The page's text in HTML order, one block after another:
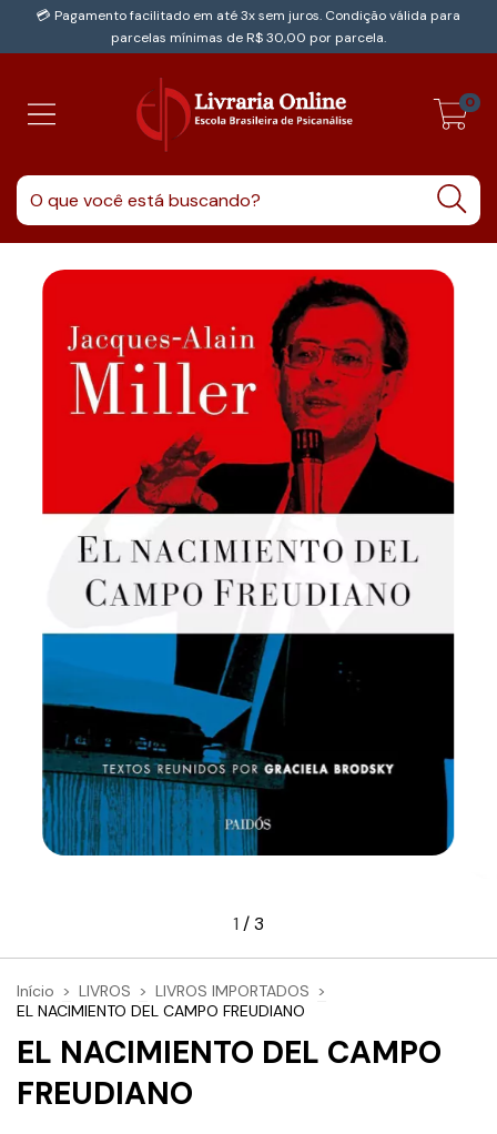
💳 Pagamento facilitado em até 3x sem juros. Condição válida para
parcelas mínimas de R$ 30,00 por parcela.
0
1 /3
Início > LIVROS > LIVROS IMPORTADOS >
EL NACIMIENTO DEL CAMPO FREUDIANO
EL NACIMIENTO DEL CAMPO
FREUDIANO